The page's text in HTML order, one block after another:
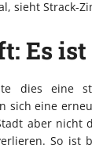
sieht Strack-
Es
dies eine
sich eine
aber nicht
So ist